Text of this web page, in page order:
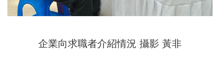
企業向求職者介紹情況 攝影 黃非